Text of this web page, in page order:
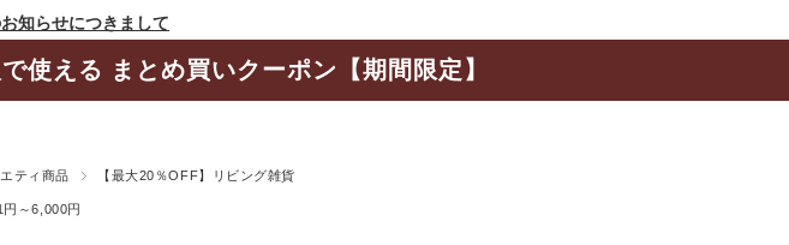
知らせにつきまして
使える まとめ買いクーポン【期間限定】
ティ商品 【最大20％OFF】リビング雑貨
円～6,000円